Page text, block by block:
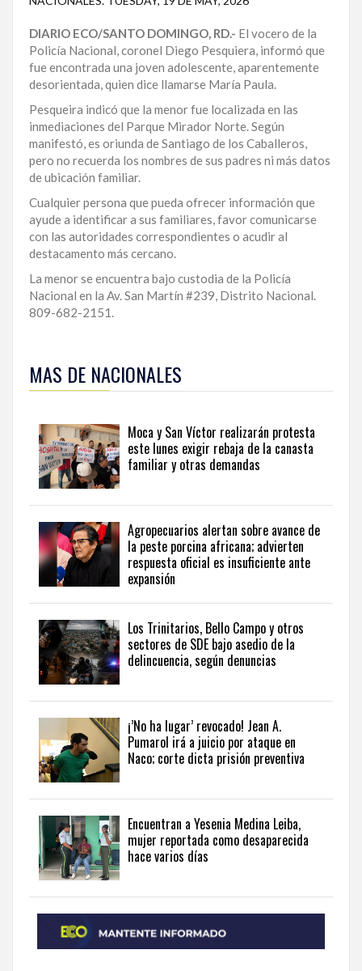
ALTAGRACIA
PUERTO
PLATA
CONTÁCTENOS
DIARIO ECO/SANTO DOMINGO, RD.- El vocero de la
Policía Nacional, coronel Diego Pesquiera, informó que
fue encontrada una joven adolescente, aparentemente
desorientada, quien dice llamarse María Paula.
Pesqueira indicó que la menor fue localizada en las
inmediaciones del Parque Mirador Norte. Según
manifestó, es oriunda de Santiago de los Caballeros,
pero no recuerda los nombres de sus padres ni más datos
de ubicación familiar.
Cualquier persona que pueda ofrecer información que
ayude a identificar a sus familiares, favor comunicarse
con las autoridades correspondientes o acudir al
destacamento más cercano.
La menor se encuentra bajo custodia de la Policía
Nacional en la Av. San Martín #239, Distrito Nacional.
809-682-2151.
esta
información
seguir
actualidad
del
país
desde
una
perspectiva
internacional,
visite
news
from
the
Dominican
MAS DE NACIONALES
Moca y San Víctor realizarán protesta
este lunes exigir rebaja de la canasta
familiar y otras demandas
Agropecuarios alertan sobre avance de
la peste porcina africana; advierten
respuesta oficial es insuficiente ante
expansión
Los Trinitarios, Bello Campo y otros
sectores de SDE bajo asedio de la
delincuencia, según denuncias
¡’No ha lugar’ revocado! Jean A.
Pumarol irá a juicio por ataque en
Naco; corte dicta prisión preventiva
Encuentran a Yesenia Medina Leiba,
mujer reportada como desaparecida
hace varios días